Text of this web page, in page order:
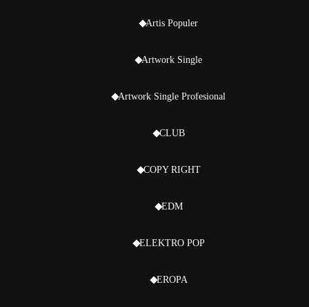
Artis Populer
Artwork Single
Artwork Single Profesional
CLUB
COPY RIGHT
EDM
ELEKTRO POP
EROPA